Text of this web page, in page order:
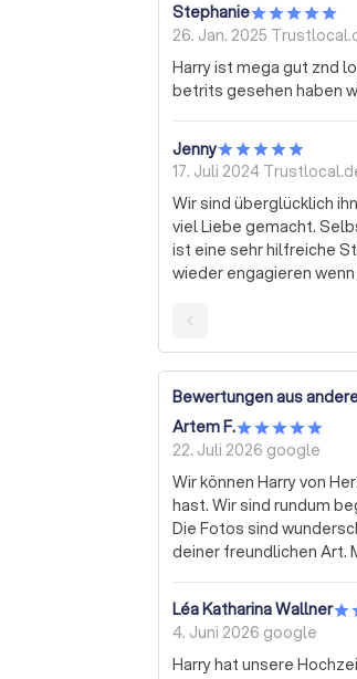
Stephanie
26. Jan. 2025
Harry ist mega gut znd
betrits gesehen haben
Jenny
17. Juli 2024
Wir sind überglücklich
viel Liebe gemacht. Selbst die kleinsten Details setzt er in Szene. Er geht auf wünsche ein und
ist eine sehr hilfreiche
wieder engagieren
Bewertungen aus
Artem F.
22. Juli 2026 google
Wir können Harry von Herzen weiterempfehlen.
hast. Wir sind rundum
Die Fotos sind
deiner freundlichen Art.
Léa Katharina Wallner
4. Juni 2026 google
Harry hat unsere